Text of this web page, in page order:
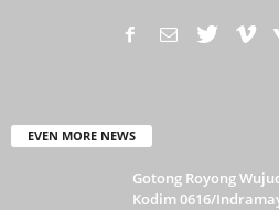
EVEN MORE NEWS
Gotong Royong
Kodim 0616/